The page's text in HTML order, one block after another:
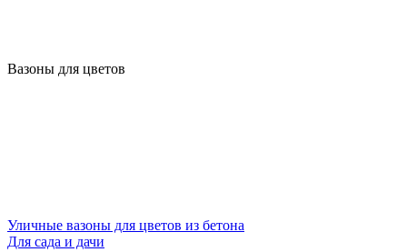
Вазоны для цветов
Уличные вазоны для цветов из бетона
Для сада и дачи